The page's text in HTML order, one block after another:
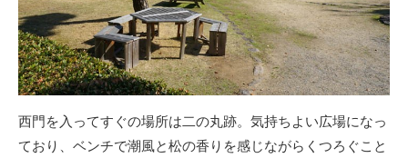
西門を入ってすぐの場所は二の丸跡。気持ちよい広場になっ
ており、ベンチで潮風と松の香りを感じながらくつろぐこと